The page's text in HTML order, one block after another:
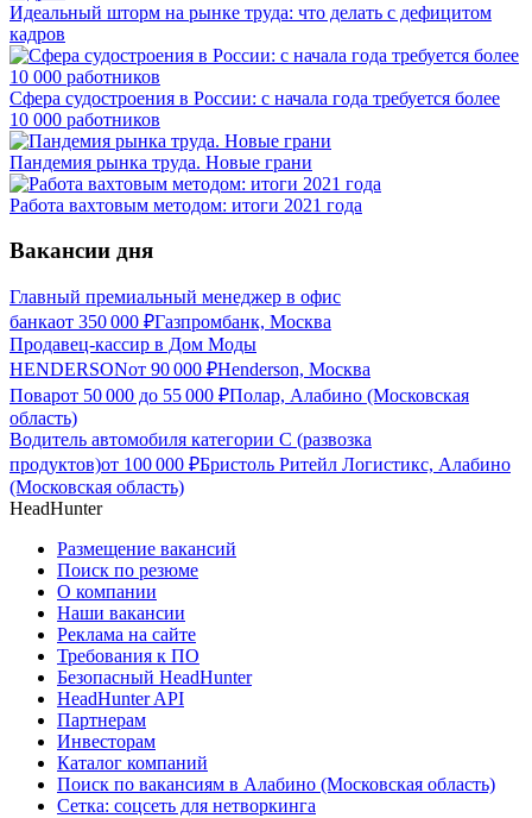
Идеальный шторм на рынке труда: что делать с дефицитом
кадров
Сфера судостроения в России: с начала года требуется более
10 000 работников
Пандемия рынка труда. Новые грани
Работа вахтовым методом: итоги 2021 года
Вакансии дня
Главный премиальный менеджер в офис
банкаот 350 000 ₽Газпромбанк, Москва
Продавец-кассир в Дом Моды
HENDERSONот 90 000 ₽Henderson, Москва
Поварот 50 000 до 55 000 ₽Полар, Алабино (Московская
область)
Водитель автомобиля категории C (развозка
продуктов)от 100 000 ₽Бристоль Ритейл Логистикс, Алабино
(Московская область)
HeadHunter
Размещение вакансий
Поиск по резюме
О компании
Наши вакансии
Реклама на сайте
Требования к ПО
Безопасный HeadHunter
HeadHunter API
Партнерам
Инвесторам
Каталог компаний
Поиск по вакансиям в Алабино (Московская область)
Сетка: соцсеть для нетворкинга